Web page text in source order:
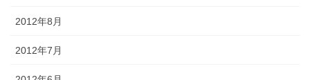
2012年8月
2012年7月